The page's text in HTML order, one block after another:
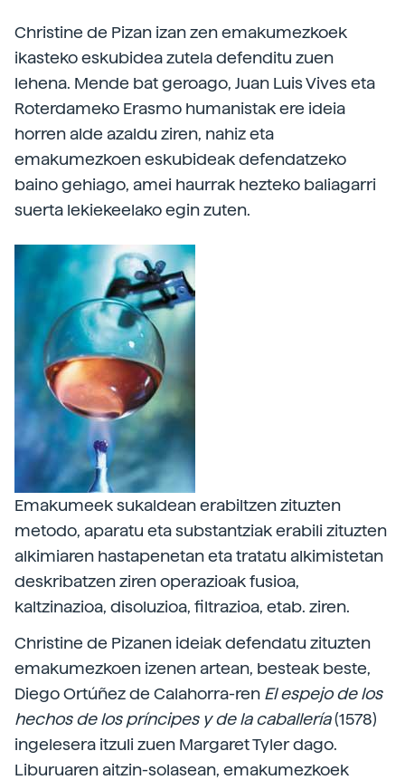
Christine de Pizan izan zen emakumezkoek
ikasteko eskubidea zutela defenditu zuen
lehena. Mende bat geroago, Juan Luis Vives eta
Roterdameko Erasmo humanistak ere ideia
horren alde azaldu ziren, nahiz eta
emakumezkoen eskubideak defendatzeko
baino gehiago, amei haurrak hezteko baliagarri
suerta lekiekeelako egin zuten.
Emakumeek sukaldean erabiltzen zituzten
metodo, aparatu eta substantziak erabili zituzten
alkimiaren hastapenetan eta tratatu alkimistetan
deskribatzen ziren operazioak fusioa,
kaltzinazioa, disoluzioa, filtrazioa, etab. ziren.
Christine de Pizanen ideiak defendatu zituzten
emakumezkoen izenen artean, besteak beste,
Diego Ortúñez de Calahorra-ren El espejo de los
hechos de los príncipes y de la caballería(1578)
ingelesera itzuli zuen Margaret Tyler dago.
Liburuaren aitzin-solasean, emakumezkoek